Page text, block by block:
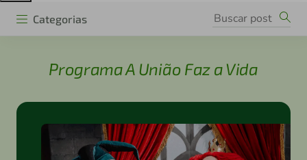
Categorias
Programa A União Faz a Vida